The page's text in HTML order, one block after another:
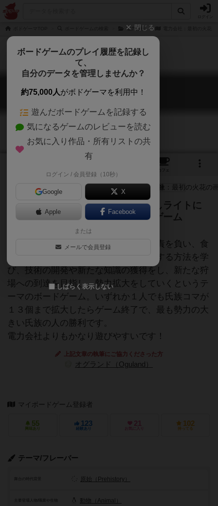
電力会社
電力会社：最初の火花
Power Grid: The First Sparks
カフェ
電力会社のシステムをベースに少しライトに
して、石器時代をモチーフにしたゲーム
石器時代を通じた自らの氏族の安寧に責を負い、食
物を求める狩りを成功させ、火を制御する方法を学
び、技術の開発や新たな知識の獲得をし、新たな狩
場への到達を目指し、勢力拡大をしていくというテ
ーマのボードゲーム。いずれか１人でも氏族コマが
１３個まで拡大したらゲーム終了で、最も勢力の大
きい氏族の人の勝利です。
電力会社よりもかなり遊びやすいです！
上記文章の執筆にご協力くださった方
オグランド（Oguland）
マイボードゲーム登録者
55
興味あり
123
経験あり
21
お気に入り
102
持ってる
テーマ/フレーバー
舞台の時代背景 原始（Prehistory）
動物（Animal）
閉じる
ボードゲームのプレイ履歴を記録し
て、
自分のデータを管理しませんか？
約75,000人がボドゲーマを利用中！
遊んだボードゲームを記録する
気になるゲームのレビューを読む
お気に入り作品・所有リストの共
有
ログイン / 会員登録（10秒）
Google X
Apple Facebook
または
メールで会員登録
しばらく表示しない